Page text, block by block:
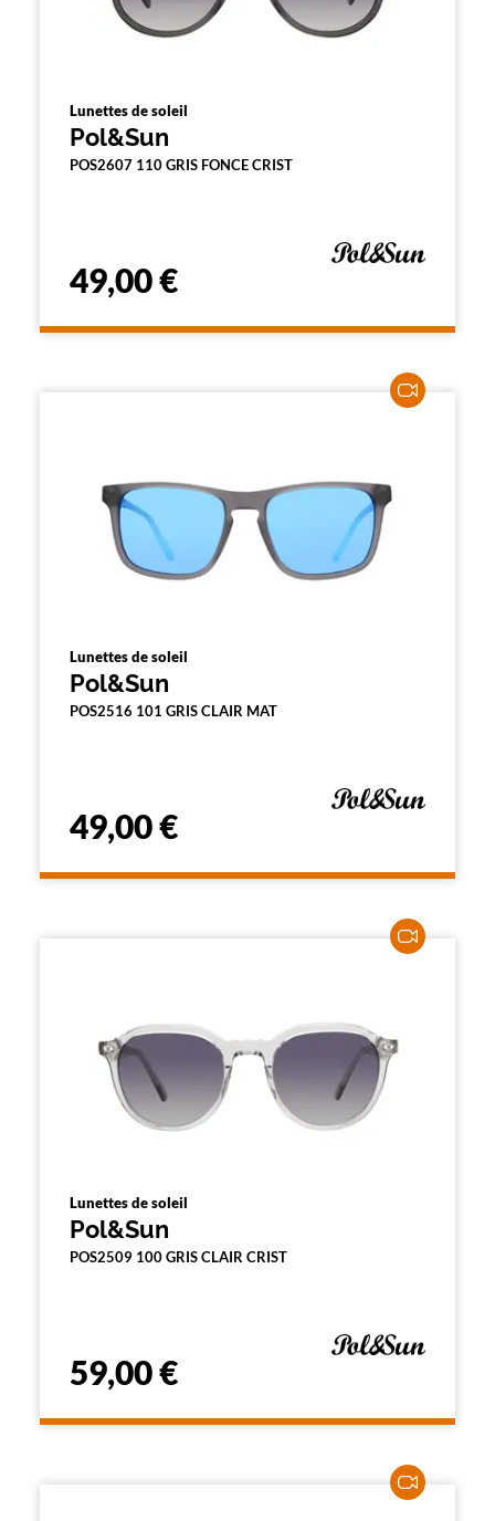
Lunettes de soleil
Pol&Sun
POS2607 110 GRIS FONCE CRIST
49,00 €
Lunettes de soleil
Pol&Sun
POS2516 101 GRIS CLAIR MAT
49,00 €
Lunettes de soleil
Pol&Sun
POS2509 100 GRIS CLAIR CRIST
59,00 €